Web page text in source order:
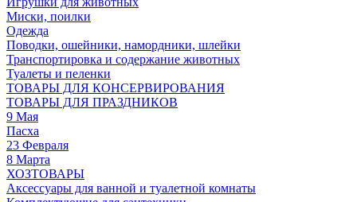
Миски, поилки
Одежда
Поводки, ошейники, намордники, шлейки
Транспортировка и содержание животных
Туалеты и пеленки
ТОВАРЫ ДЛЯ КОНСЕРВИРОВАНИЯ
ТОВАРЫ ДЛЯ ПРАЗДНИКОВ
9 Мая
Пасха
23 Февраля
8 Марта
ХОЗТОВАРЫ
Аксессуары для ванной и туалетной комнаты